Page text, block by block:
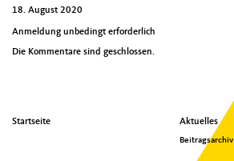
18. August 2020
Anmeldung unbedingt erforderlich
Die Kommentare sind geschlossen.
Seitenübersicht
Startseite Aktuelles
Beitragsarchiv